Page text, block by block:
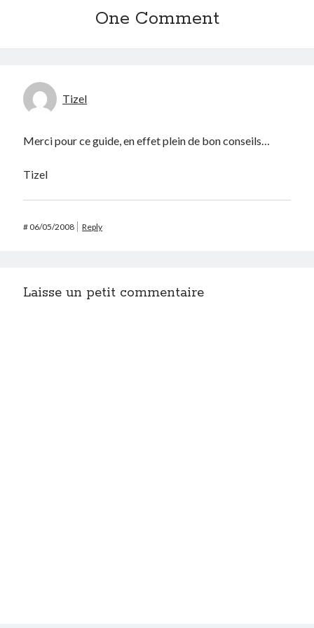
Tavukoi
Vidéos
One Comment
Tizel
Merci pour ce guide, en effet plein de bon conseils…
Tizel
#06/05/2008 Reply
Laisse un petit commentaire